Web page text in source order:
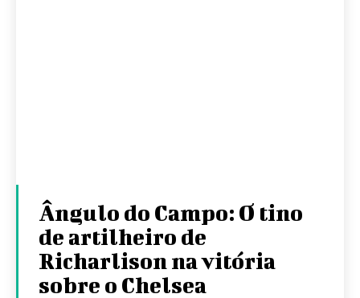
Ângulo do Campo: O tino
de artilheiro de
Richarlison na vitória
sobre o Chelsea